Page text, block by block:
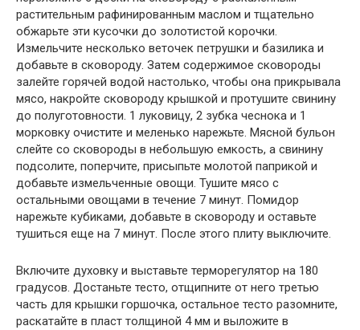
растительным рафинированным маслом и тщательно
обжарьте эти кусочки до золотистой корочки.
Измельчите несколько веточек петрушки и базилика и
добавьте в сковороду. Затем содержимое сковороды
залейте горячей водой настолько, чтобы она прикрывала
мясо, накройте сковороду крышкой и протушите свинину
до полуготовности. 1 луковицу, 2 зубка чеснока и 1
морковку очистите и меленько нарежьте. Мясной бульон
слейте со сковороды в небольшую емкость, а свинину
подсолите, поперчите, присыпьте молотой паприкой и
добавьте измельченные овощи. Тушите мясо с
остальными овощами в течение 7 минут. Помидор
нарежьте кубиками, добавьте в сковороду и оставьте
тушиться еще на 7 минут. После этого плиту выключите.
Включите духовку и выставьте терморегулятор на 180
градусов. Достаньте тесто, отщипните от него третью
часть для крышки горшочка, остальное тесто разомните,
раскатайте в пласт толщиной 4 мм и выложите в